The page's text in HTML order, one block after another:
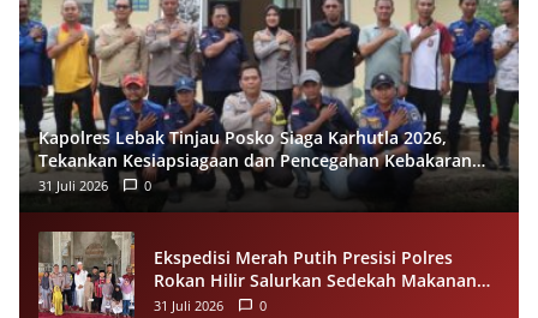
Kapolres Lebak Tinjau Posko Siaga Karhutla 2026,
Tekankan Kesiapsiagaan dan Pencegahan Kebakaran
Hutan
31 Juli 2026 0
Ekspedisi Merah Putih Presisi Polres
Rokan Hilir Salurkan Sedekah Makanan
untuk Anak Yatim di Panipahan
31 Juli 2026 0